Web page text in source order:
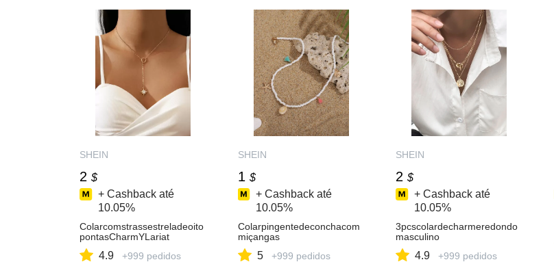
SHEIN
2 $
+ Cashback até
10.05%
Colarcomstrassestreladeoito
pontasCharmYLariat
4.9 +999 pedidos
SHEIN
1 $
+ Cashback até
10.05%
Colarpingentedeconchacom
miçangas
5 +999 pedidos
SHEIN
2 $
+ Cashback até
10.05%
3pcscolardecharmeredondo
masculino
4.9 +999 pedidos